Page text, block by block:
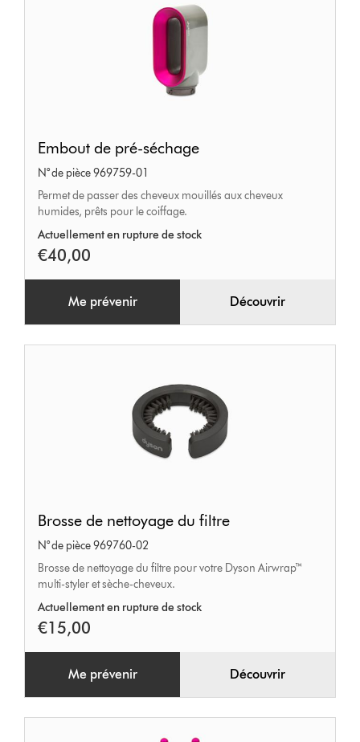
de
pré-
séchage
Embout de pré-séchage
N° de pièce 969759-01
Permet de passer des cheveux mouillés aux cheveux
humides, prêts pour le coiffage.
Actuellement en rupture de stock
€40,00
Me prévenir Découvrir
de
nettoyage
du
Brosse de nettoyage du filtre
N° de pièce 969760-02
Brosse de nettoyage du filtre pour votre Dyson Airwrap™
multi-styler et sèche-cheveux.
Actuellement en rupture de stock
€15,00
Me prévenir Découvrir